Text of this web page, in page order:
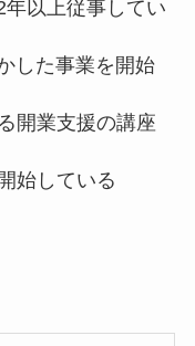
以上従事してい
した事業を開始
開業支援の講座
始している